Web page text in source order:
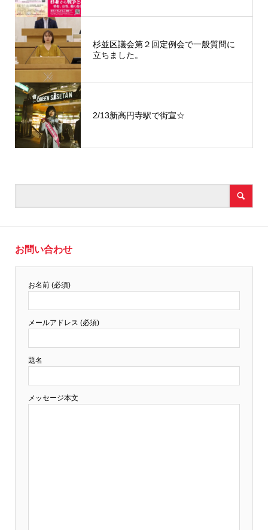
杉並区議会第２回定例会で一般質問に
立ちました。
2/13新高円寺駅で街宣☆
お問い合わせ
お名前 (必須)
メールアドレス (必須)
題名
メッセージ本文